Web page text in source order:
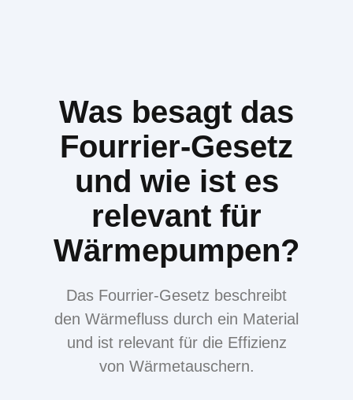
Was besagt das
Fourrier-Gesetz
und wie ist es
relevant für
Wärmepumpen?
Das Fourrier-Gesetz beschreibt
den Wärmefluss durch ein Material
und ist relevant für die Effizienz
von Wärmetauschern.